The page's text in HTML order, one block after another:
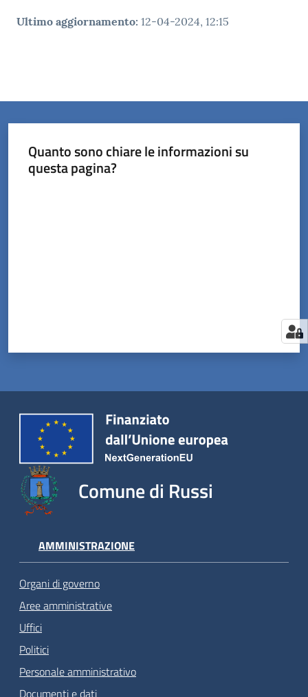
Ultimo aggiornamento: 12-04-2024, 12:15
Quanto sono chiare le informazioni su
questa pagina?
Comune di Russi
AMMINISTRAZIONE
Organi di governo
Aree amministrative
Uffici
Politici
Personale amministrativo
Documenti e dati